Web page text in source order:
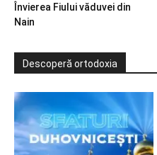
Învierea Fiului văduvei din
Nain
Descoperă ortodoxia